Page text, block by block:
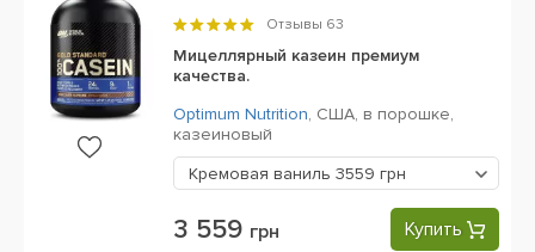
Отзывы 63
Мицеллярный казеин премиум
качества.
Optimum Nutrition, США, в порошке,
казеиновый
Кремовая ваниль 3559 грн
3 559 грн Купить